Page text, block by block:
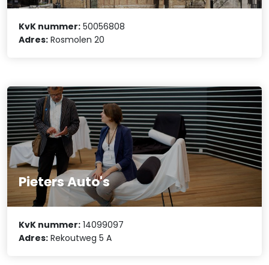
KvK nummer: 50056808
Adres: Rosmolen 20
Pieters Auto's
KvK nummer: 14099097
Adres: Rekoutweg 5 A